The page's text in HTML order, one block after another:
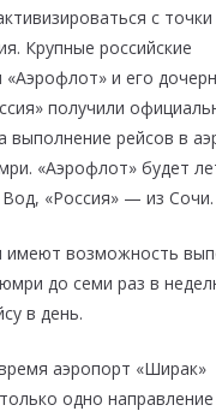
с точки
Крупные российские
«Аэрофлот» и его
получили
выполнение рейсов в
«Аэрофлот» будет
«Россия» — из Сочи.
имеют возможность
до семи раз в
в день.
аэропорт «Ширак»
одно